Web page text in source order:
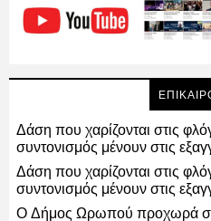
Δάση που χαρίζονται στις
συντονισμός μένουν στις
Δάση που χαρίζονται στις
συντονισμός μένουν στις
Ο Δήμος Ωρωπού προχωρά